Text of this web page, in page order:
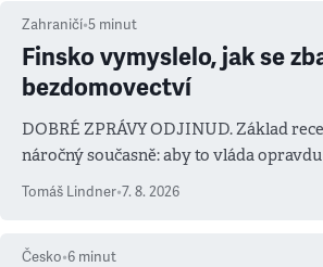
Zahraničí•5 minut
Finsko vymyslelo, jak se
bezdomovectví
DOBRÉ ZPRÁVY ODJINUD. Základ
náročný současně: aby to vláda
prioritu
Tomáš Lindner•7. 8. 2026
Česko•6 minut